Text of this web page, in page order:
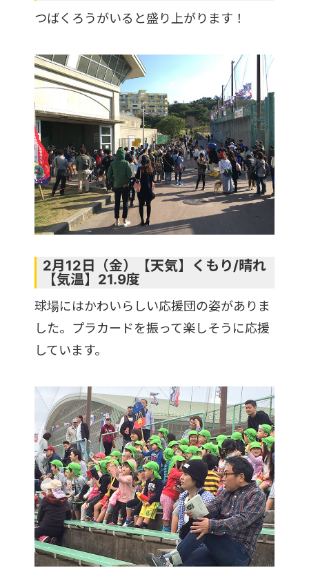
つばくろうがいると盛り上がります！
2月12日（金）【天気】くもり/晴れ
【気温】21.9度
球場にはかわいらしい応援団の姿がありま
した。プラカードを振って楽しそうに応援
しています。